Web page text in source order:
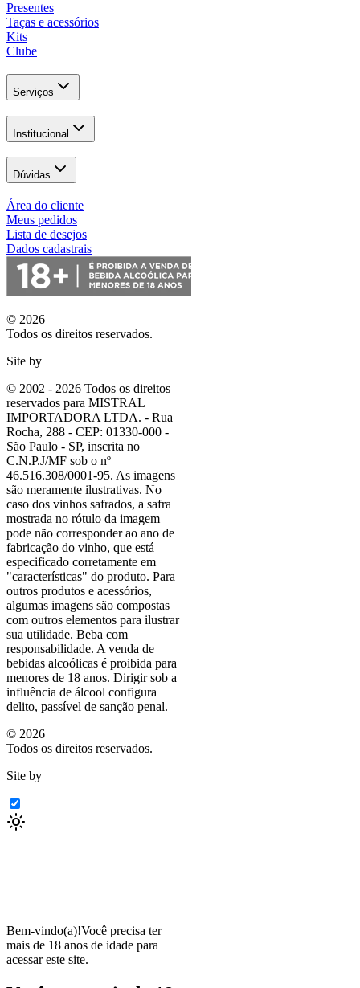
Presentes
Taças e acessórios
Kits
Clube
Serviços
Institucional
Dúvidas
Área do cliente
Meus pedidos
Lista de desejos
Dados cadastrais
© 2026
Todos os direitos reservados.
Site by
© 2002 - 2026 Todos os direitos
reservados para MISTRAL
IMPORTADORA LTDA. - Rua
Rocha, 288 - CEP: 01330-000 -
São Paulo - SP, inscrita no
C.N.P.J/MF sob o nº
46.516.308/0001-95. As imagens
são meramente ilustrativas. No
caso dos vinhos safrados, a safra
mostrada no rótulo da imagem
pode não corresponder ao ano de
fabricação do vinho, que está
especificado corretamente em
"características" do produto. Para
outros produtos e acessórios,
algumas imagens são compostas
com outros elementos para ilustrar
sua utilidade. Beba com
responsabilidade. A venda de
bebidas alcoólicas é proibida para
menores de 18 anos. Dirigir sob a
influência de álcool configura
delito, passível de sanção penal.
© 2026
Todos os direitos reservados.
Site by
Bem-vindo(a)!Você precisa ter
mais de 18 anos de idade para
acessar este site.